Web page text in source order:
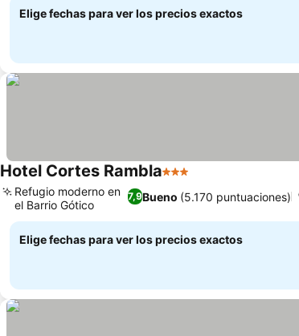
Elige fechas para ver los precios exactos
Hotel Cortes Rambla3 Estrellas
7,9Bueno (5.170 puntuaciones)
Refugio moderno en
el Barrio Gótico
Elige fechas para ver los precios exactos